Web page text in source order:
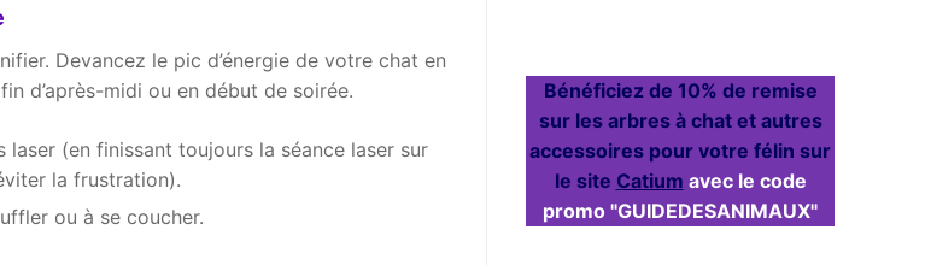
Devancez le pic d’énergie de votre chat en
d’après-midi ou en début de soirée.
(en finissant toujours la séance laser sur
la frustration).
ou à se coucher.
Bénéficiez de 10% de remise
sur les arbres à chat et autres
accessoires pour votre félin sur
le site Catium avec le code
promo "GUIDEDESANIMAUX"